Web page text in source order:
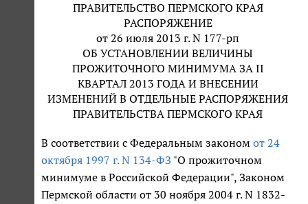
ПРАВИТЕЛЬСТВО ПЕРМСКОГО КРАЯ
РАСПОРЯЖЕНИЕ
от 26 июля 2013 г. N 177-рп
ОБ УСТАНОВЛЕНИИ ВЕЛИЧИНЫ
ПРОЖИТОЧНОГО МИНИМУМА ЗА II
КВАРТАЛ 2013 ГОДА И ВНЕСЕНИИ
ИЗМЕНЕНИЙ В ОТДЕЛЬНЫЕ РАСПОРЯЖЕНИЯ
ПРАВИТЕЛЬСТВА ПЕРМСКОГО КРАЯ
В соответствии с Федеральным законом от 24
октября 1997 г. N 134-ФЗ "О прожиточном
минимуме в Российской Федерации", Законом
Пермской области от 30 ноября 2004 г. N 1832-